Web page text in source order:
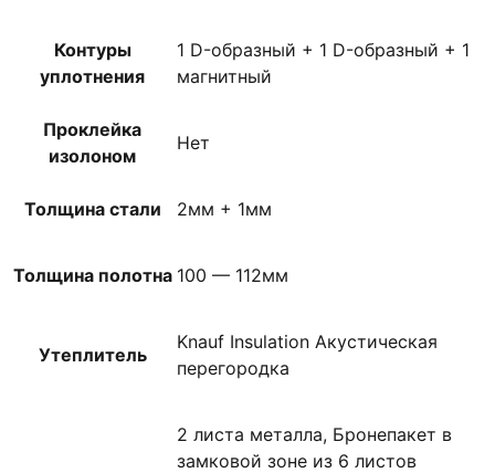
Контуры
уплотнения
1 D-образный + 1 D-образный + 1
магнитный
Проклейка
изолоном
Нет
Толщина стали 2мм + 1мм
Толщина полотна 100 — 112мм
Утеплитель
Knauf Insulation Акустическая
перегородка
2 листа металла, Бронепакет в
замковой зоне из 6 листов